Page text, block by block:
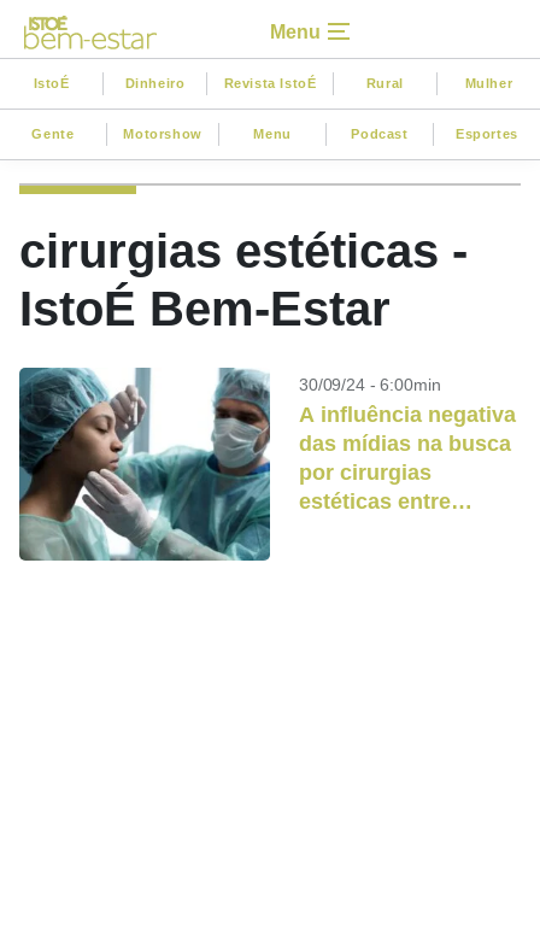
Menu
IstoÉ Dinheiro Revista IstoÉ Rural Mulher
Gente Motorshow Menu Podcast Esportes
cirurgias estéticas -
IstoÉ Bem-Estar
30/09/24 - 6:00min
A influência negativa
das mídias na busca
por cirurgias
estéticas entre